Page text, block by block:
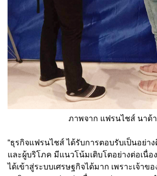
ภาพจาก แฟรนไชส์ นาด้า
“ธุรกิจแฟรนไชส์ ได้รับการตอบรับเป็นอย่าง
และผู้บริโภค มีแนวโน้มเติบโตอย่างต่อเนื่อ
ได้เข้าสู่ระบบเศรษฐกิจได้มาก เพราะเจ้าข